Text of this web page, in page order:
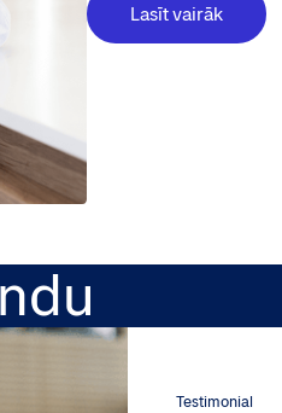
Lasīt vairāk
Testimonial